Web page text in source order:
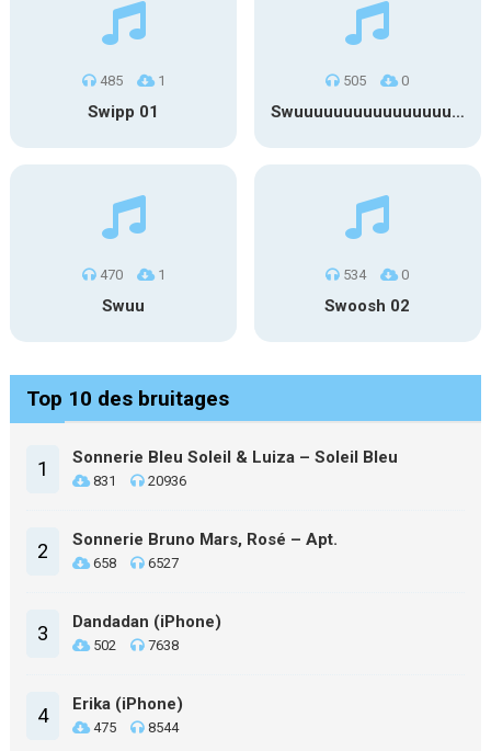
485 1
Swipp 01
505 0
Swuuuuuuuuuuuuuuuuuuuuuu
470 1
Swuu
534 0
Swoosh 02
Top 10 des bruitages
1 Sonnerie Bleu Soleil & Luiza – Soleil Bleu
831 20936
2 Sonnerie Bruno Mars, Rosé – Apt.
658 6527
3 Dandadan (iPhone)
502 7638
4 Erika (iPhone)
475 8544